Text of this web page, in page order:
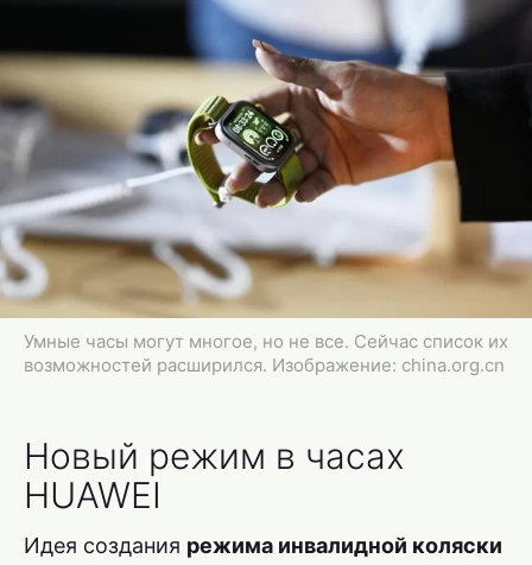
Умные часы могут многое, но не все. Сейчас список их
возможностей расширился. Изображение: china.org.cn
Новый режим в часах
HUAWEI
Идея создания режима инвалидной коляски